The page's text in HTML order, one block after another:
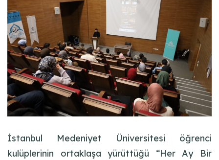
İstanbul Medeniyet Üniversitesi öğrenci
kulüplerinin ortaklaşa yürüttüğü “Her Ay Bir